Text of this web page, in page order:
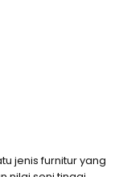
jenis furnitur yang